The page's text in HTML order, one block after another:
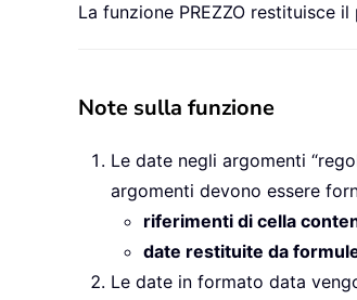
La funzione PREZZO restituisce
Note sulla funzione
Le date negli argomenti
argomenti devono essere
riferimenti di cella
date restituite da
Le date in formato data